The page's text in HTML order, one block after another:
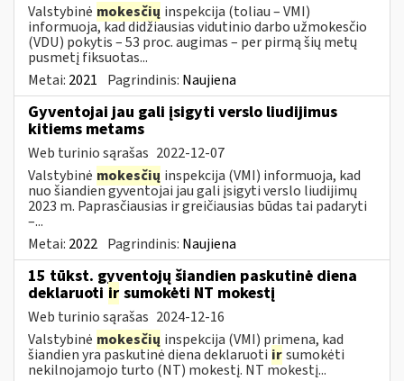
Valstybinė mokesčių inspekcija (toliau – VMI)
informuoja, kad didžiausias vidutinio darbo užmokesčio
(VDU) pokytis – 53 proc. augimas – per pirmą šių metų
pusmetį fiksuotas...
Metai: 2021 Pagrindinis: Naujiena
Gyventojai jau gali įsigyti verslo liudijimus
kitiems metams
Web turinio sąrašas 2022-12-07
Valstybinė mokesčių inspekcija (VMI) informuoja, kad
nuo šiandien gyventojai jau gali įsigyti verslo liudijimų
2023 m. Paprasčiausias ir greičiausias būdas tai padaryti
–...
Metai: 2022 Pagrindinis: Naujiena
15 tūkst. gyventojų šiandien paskutinė diena
deklaruoti ir sumokėti NT mokestį
Web turinio sąrašas 2024-12-16
Valstybinė mokesčių inspekcija (VMI) primena, kad
šiandien yra paskutinė diena deklaruoti irsumokėti
nekilnojamojo turto (NT) mokestį. NT mokestį...